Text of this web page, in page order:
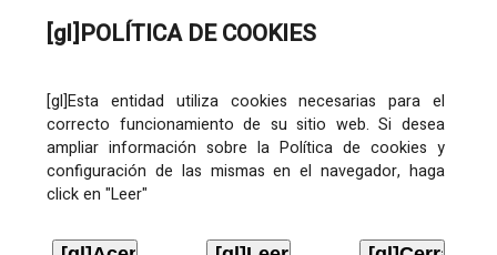
[gl]POLÍTICA DE COOKIES
[gl]Esta entidad utiliza cookies necesarias para el
correcto funcionamiento de su sitio web. Si desea
ampliar información sobre la Política de cookies y
configuración de las mismas en el navegador, haga
click en "Leer"